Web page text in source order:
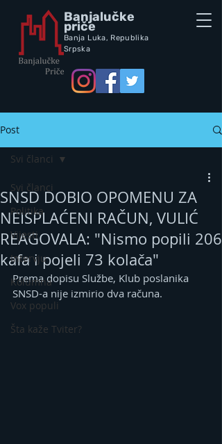
Banjalučke
priče
Banja Luka, Republika
Srpska
Post
Svi članci
Politika
Vijesti
Intervju
Kolumna
Vox populi
Šta kaže Tviter?
Svi članci
SNSD DOBIO OPOMENU ZA
NEISPLAĆENI RAČUN, VULIĆ
REAGOVALA: "Nismo popili 206
kafa i pojeli 73 kolača"
Prema dopisu Službe, Klub poslanika
SNSD-a nije izmirio dva računa.